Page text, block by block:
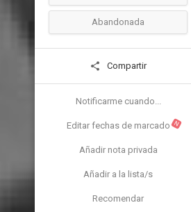
Abandonada
Compartir
Notificarme cuando...
Editar fechas de marcado N
Añadir nota privada
Añadir a la lista/s
Recomendar